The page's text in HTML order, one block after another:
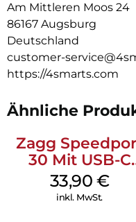
deines Smartphones
Passgenau & funktional
Diese passgenaue Hülle
uneingeschränkten Zugriff
Funktionen, sondern liegt
für optimalen
ermöglicht zudem die
Schlüsselbändern, damit
Am Mittleren Moos 24
86167 Augsburg
Deutschland
customer-
https://4smarts.com
Ähnliche
Zagg
30 Mit USB-C
Kabel Weiß
33,90 €
inkl. MwSt.